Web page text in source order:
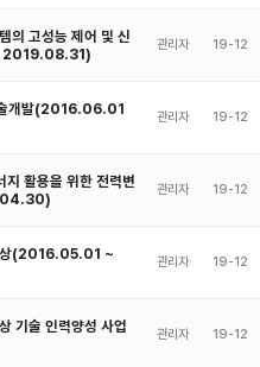
의 고성능 제어 및 신
2019.08.31)
관리자 19-12
술개발(2016.06.01
관리자 19-12
활용을 위한 전력변
관리자 19-12
상(2016.05.01 ~
관리자 19-12
기술 인력양성 사업
관리자 19-12